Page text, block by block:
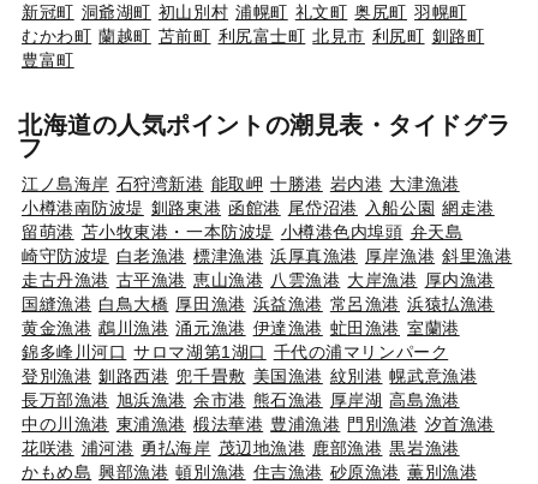
新冠町 洞爺湖町 初山別村 浦幌町 礼文町 奥尻町 羽幌町
むかわ町 蘭越町 苫前町 利尻富士町 北見市 利尻町 釧路町
豊富町
北海道の人気ポイントの潮見表・タイドグラ
フ
江ノ島海岸 石狩湾新港 能取岬 十勝港 岩内港 大津漁港
小樽港南防波堤 釧路東港 函館港 尾岱沼港 入船公園 網走港
留萌港 苫小牧東港・一本防波堤 小樽港色内埠頭 弁天島
崎守防波堤 白老漁港 標津漁港 浜厚真漁港 厚岸漁港 斜里漁港
走古丹漁港 古平漁港 恵山漁港 八雲漁港 大岸漁港 厚内漁港
国縫漁港 白鳥大橋 厚田漁港 浜益漁港 常呂漁港 浜猿払漁港
黄金漁港 鵡川漁港 涌元漁港 伊達漁港 虻田漁港 室蘭港
錦多峰川河口 サロマ湖第1湖口 千代の浦マリンパーク
登別漁港 釧路西港 兜千畳敷 美国漁港 紋別港 幌武意漁港
長万部漁港 旭浜漁港 余市港 熊石漁港 厚岸湖 高島漁港
中の川漁港 東浦漁港 椴法華港 豊浦漁港 門別漁港 汐首漁港
花咲港 浦河港 勇払海岸 茂辺地漁港 鹿部漁港 黒岩漁港
かもめ島 興部漁港 頓別漁港 住吉漁港 砂原漁港 薫別漁港